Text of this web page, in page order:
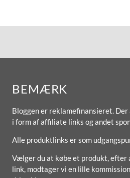
BEMÆRK
Bloggen er reklamefinansieret. Der
i form af affiliate links og andet
Alle produktlinks er som
Vælger du at købe et produkt, efter
link, modtager vi en lille